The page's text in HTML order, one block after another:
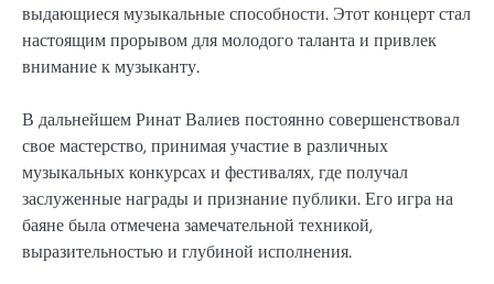
выдающиеся музыкальные способности. Этот концерт стал
настоящим прорывом для молодого таланта и привлек
внимание к музыканту.
В дальнейшем Ринат Валиев постоянно совершенствовал
свое мастерство, принимая участие в различных
музыкальных конкурсах и фестивалях, где получал
заслуженные награды и признание публики. Его игра на
баяне была отмечена замечательной техникой,
выразительностью и глубиной исполнения.